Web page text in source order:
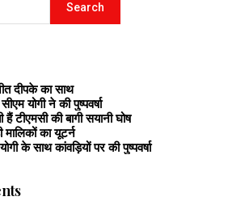
Search
दीपके का साथ
योगी ने की पुष्पवर्षा
टीएमसी की बागी सयानी घोष
का यूटर्न
के साथ कांवड़ियों पर की पुष्पवर्षा